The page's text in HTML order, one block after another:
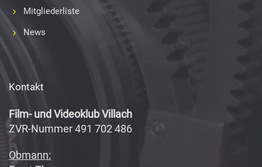
Mitgliederliste
News
Kontakt
Film- und Videoklub Villach
ZVR-Nummer 491 702 486
Obmann: